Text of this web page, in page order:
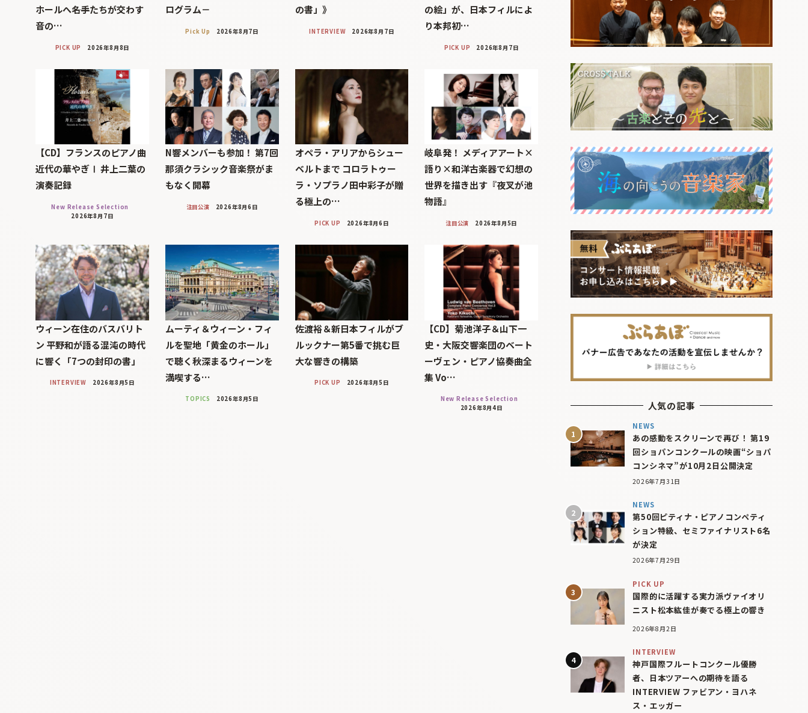
ホールへ――名手たちが交わす
音の…
PICK UP 2026年8月8日
ログラム－
Pick Up 2026年8月7日
の書」》
INTERVIEW 2026年8月7日
の絵」が、日本フィルによ
り本邦初…
PICK UP 2026年8月7日
【CD】フランスのピアノ曲
近代の華やぎⅠ 井上二葉の
演奏記録
New Release Selection
2026年8月7日
N響メンバーも参加！ 第7回
那須クラシック音楽祭がま
もなく開幕
注目公演 2026年8月6日
オペラ・アリアからシュー
ベルトまで コロラトゥー
ラ・ソプラノ田中彩子が贈
る極上の…
PICK UP 2026年8月6日
岐阜発！ メディアアート×
語り×和洋古楽器で幻想の
世界を描き出す『夜叉が池
物語』
注目公演 2026年8月5日
ウィーン在住のバスバリト
ン 平野和が語る混沌の時代
に響く「7つの封印の書」
INTERVIEW 2026年8月5日
ムーティ＆ウィーン・フィ
ルを聖地「黄金のホール」
で聴く秋深まるウィーンを
満喫する…
TOPICS 2026年8月5日
佐渡裕＆新日本フィルがブ
ルックナー第5番で挑む巨
大な響きの構築
PICK UP 2026年8月5日
【CD】菊池洋子＆山下一
史・大阪交響楽団のベート
ーヴェン・ピアノ協奏曲全
集 Vo…
New Release Selection
2026年8月4日
人気の記事
NEWS
あの感動をスクリーンで再び！ 第19
回ショパンコンクールの映画“ショパ
コンシネマ”が10月2日公開決定
2026年7月31日
NEWS
第50回ピティナ・ピアノコンペティ
ション特級、セミファイナリスト6名
が決定
2026年7月29日
PICK UP
国際的に活躍する実力派ヴァイオリ
ニスト松本紘佳が奏でる極上の響き
2026年8月2日
INTERVIEW
神戸国際フルートコンクール優勝
者、日本ツアーへの期待を語る
INTERVIEW ファビアン・ヨハネ
ス・エッガー